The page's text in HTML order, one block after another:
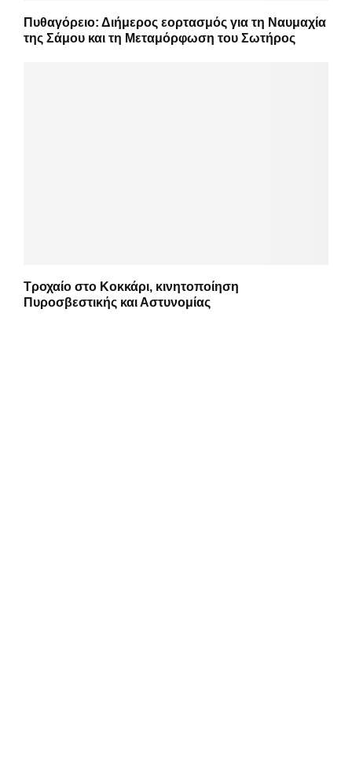
Πυθαγόρειο: Διήμερος εορτασμός για τη Ναυμαχία
της Σάμου και τη Μεταμόρφωση του Σωτήρος
Τροχαίο στο Κοκκάρι, κινητοποίηση
Πυροσβεστικής και Αστυνομίας